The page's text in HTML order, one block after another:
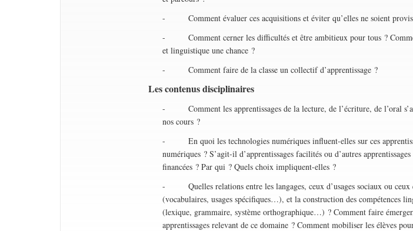
- Comment évaluer ces acquisitions et éviter qu’elles ne soient
- Comment cerner les difficultés et être ambitieux pour tous ?
et linguistique une chance ?
- Comment faire de la classe un collectif d’apprentissage ?
Les contenus disciplinaires
- Comment les apprentissages de la lecture, de l’écriture, de l’oral
nos cours ?
- En quoi les technologies numériques influent-elles sur ces
numériques ? S’agit-il d’apprentissages facilités ou d’autres
financées ? Par qui ? Quels choix impliquent-elles ?
- Quelles relations entre les langages, ceux d’usages sociaux ou ceux
(vocabulaires, usages spécifiques…), et la construction des compétences
(lexique, grammaire, système orthographique…) ? Comment faire
apprentissages relevant de ce domaine ? Comment mobiliser les élèves